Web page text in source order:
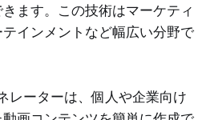
ます。この技術はマーケティ
インメントなど幅広い分野で
レーターは、個人や企業向け